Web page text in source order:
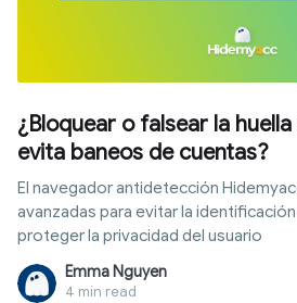
¿Bloquear o falsear la
evita baneos de cuentas?
El navegador antidetección
avanzadas para evitar la
proteger la privacidad del usuario
Emma Nguyen
4 min read